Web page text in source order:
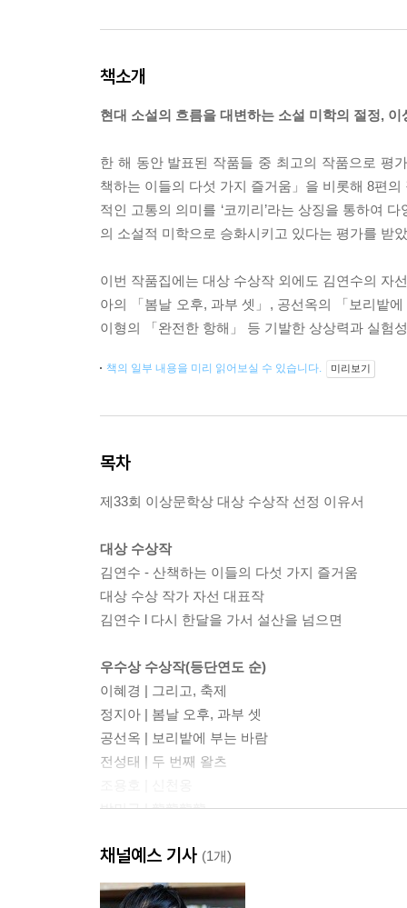
책소개
현대 소설의 흐름을 대변하는 소설 미학의 절정, 이
한 해 동안 발표된 작품들 중 최고의 작품으로 평
책하는 이들의 다섯 가지 즐거움」을 비롯해 8편
적인 고통의 의미를 ‘코끼리’라는 상징을 통하여
의 소설적 미학으로 승화시키고 있다는 평가를 받
이번 작품집에는 대상 수상작 외에도 김연수의 자
아의 「봄날 오후, 과부 셋」, 공선옥의 「보리밭
이형의 「완전한 항해」 등 기발한 상상력과 실험
책의 일부 내용을 미리 읽어보실 수 있습니다. 미리보기
목차
제33회 이상문학상 대상 수상작 선정 이유서
대상 수상작
김연수 - 산책하는 이들의 다섯 가지 즐거움
대상 수상 작가 자선 대표작
김연수 l 다시 한달을 가서 설산을 넘으면
우수상 수상작(등단연도 순)
이혜경 | 그리고, 축제
정지아 | 봄날 오후, 과부 셋
공선옥 | 보리밭에 부는 바람
전성태 | 두 번째 왈츠
박민규 | 龍龍龍龍
제33회 이상문학상 선정 경위와 총평
채널예스 기사 (1개)